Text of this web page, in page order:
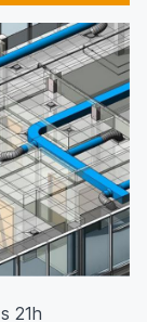
e horário e os
o curso
21h